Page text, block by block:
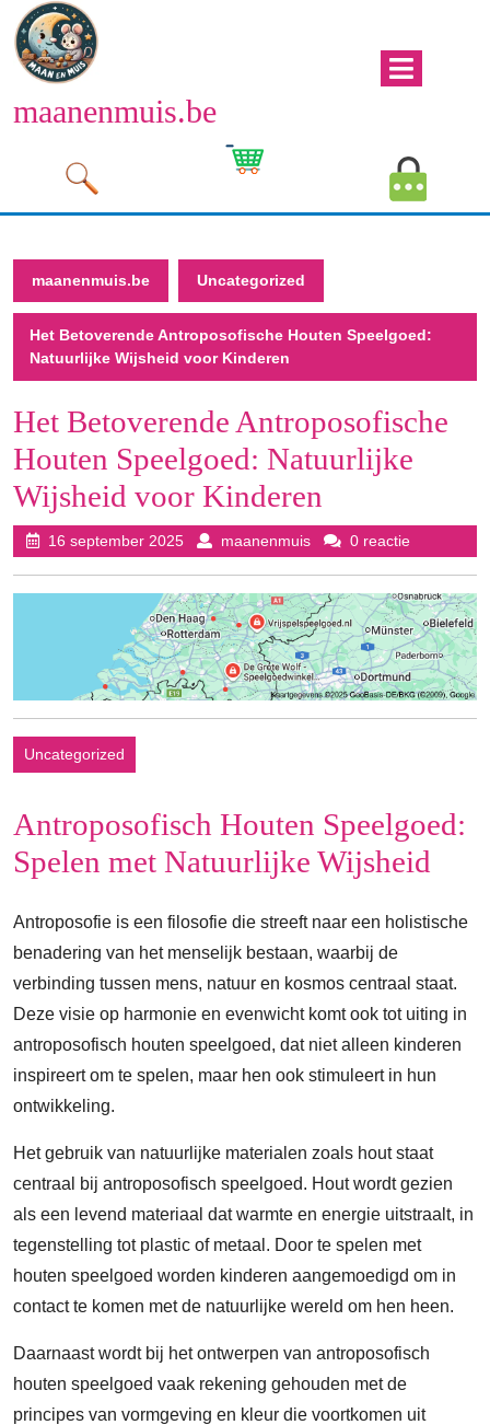
Naar
de
inhoud
maanenmuis.be
Winkelwagen
maanenmuis.be Uncategorized
Het Betoverende Antroposofische Houten Speelgoed:
Natuurlijke Wijsheid voor Kinderen
Het Betoverende Antroposofische
Houten Speelgoed: Natuurlijke
Wijsheid voor Kinderen
16 september 202516
september
maanenmuismaanenmuis
0 reactie
Uncategorized
Antroposofisch Houten Speelgoed:
Spelen met Natuurlijke Wijsheid
Antroposofie is een filosofie die streeft naar een holistische
benadering van het menselijk bestaan, waarbij de
verbinding tussen mens, natuur en kosmos centraal staat.
Deze visie op harmonie en evenwicht komt ook tot uiting in
antroposofisch houten speelgoed, dat niet alleen kinderen
inspireert om te spelen, maar hen ook stimuleert in hun
ontwikkeling.
Het gebruik van natuurlijke materialen zoals hout staat
centraal bij antroposofisch speelgoed. Hout wordt gezien
als een levend materiaal dat warmte en energie uitstraalt, in
tegenstelling tot plastic of metaal. Door te spelen met
houten speelgoed worden kinderen aangemoedigd om in
contact te komen met de natuurlijke wereld om hen heen.
Daarnaast wordt bij het ontwerpen van antroposofisch
houten speelgoed vaak rekening gehouden met de
principes van vormgeving en kleur die voortkomen uit